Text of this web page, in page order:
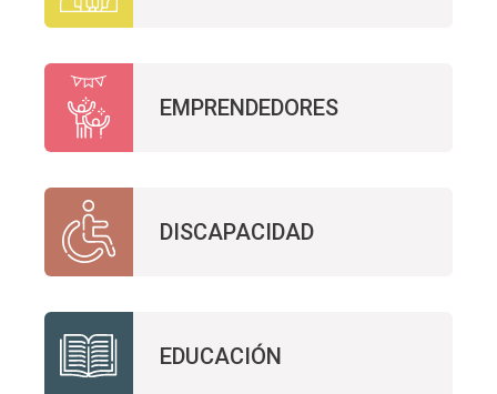
EMPRENDEDORES
DISCAPACIDAD
EDUCACIÓN